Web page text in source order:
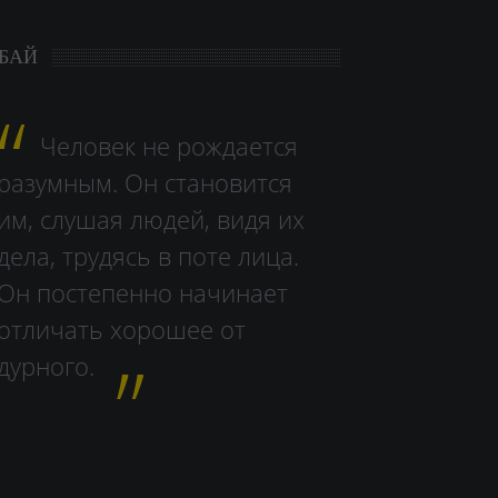
Человек не рождается
разумным. Он становится
им, слушая людей, видя их
тру­дясь в поте лица.
постепенно начинает
хорошее от